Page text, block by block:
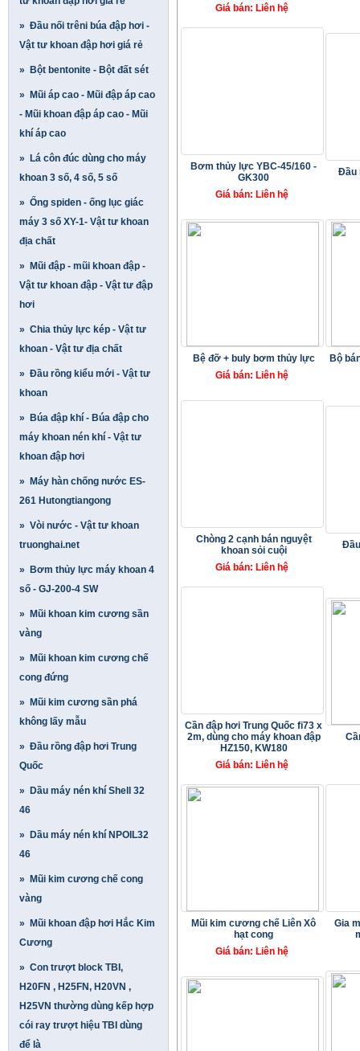
» Đầu nối trêni búa đập hơi -
Vật tư khoan đập hơi giá rẻ
» Bột bentonite - Bột đất sét
» Mũi áp cao - Mũi đập áp cao
- Mũi khoan đập áp cao - Mũi
khí áp cao
» Lá côn đúc dùng cho máy
khoan 3 số, 4 số, 5 số
» Ống spiden - ống lục giác
máy 3 số XY-1- Vật tư khoan
địa chất
» Mũi đập - mũi khoan đập -
Vật tư khoan đập - Vật tư đập
hơi
» Chia thủy lực kép - Vật tư
khoan - Vật tư địa chất
» Đầu rồng kiểu mới - Vật tư
khoan
» Búa đập khí - Búa đập cho
máy khoan nén khí - Vật tư
khoan đập hơi
» Máy hàn chống nước ES-
261 Hutongtiangong
» Vòi nước - Vật tư khoan
truonghai.net
» Bơm thủy lực máy khoan 4
số - GJ-200-4 SW
» Mũi khoan kim cương sần
vàng
» Mũi khoan kim cương chế
cong đứng
» Mũi kim cương sần phá
không lấy mẫu
» Đầu rồng đập hơi Trung
Quốc
» Dầu máy nén khí Shell 32
46
» Dầu máy nén khí NPOIL32
46
» Mũi kim cương chế cong
vàng
» Mũi khoan đập hơi Hắc Kim
Cương
» Con trượt block TBI,
H20FN , H25FN, H20VN ,
H25VN thường dùng kếp hợp
cói ray trượt hiệu TBI dùng
để là
Giá bán: Liên hệ
Bơm thủy lực YBC-45/160 -
GK300
Giá bán: Liên hệ
Đầu
Bệ đỡ + buly bơm thủy lực
Giá bán: Liên hệ
Bộ
Chòng 2 cạnh bán nguyệt
khoan sỏi cuội
Giá bán: Liên hệ
Cần đập hơi Trung Quốc fi73 x
2m, dùng cho máy khoan đập
HZ150, KW180
Giá bán: Liên hệ
Mũi kim cương chế Liên Xô
hạt cong
Giá bán: Liên hệ
Gia